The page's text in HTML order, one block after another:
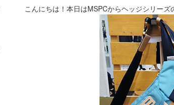
こんにちは！本日はMSPCからヘッジシリー